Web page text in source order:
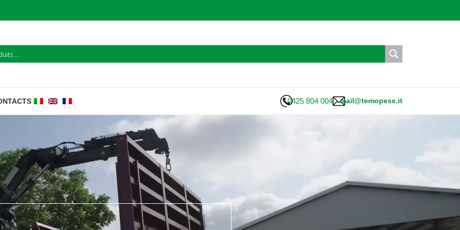
0425 804 004 mail@temopese.it